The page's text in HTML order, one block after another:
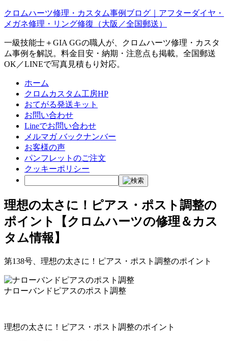
クロムハーツ修理・カスタム事例ブログ｜アフターダイヤ・
メガネ修理・リング修復（大阪／全国郵送）
一級技能士＋GIA GGの職人が、クロムハーツ修理・カスタ
ム事例を解説。料金目安・納期・注意点も掲載。全国郵送
OK／LINEで写真見積もり対応。
ホーム
クロムカスタム工房HP
おてがる発送キット
お問い合わせ
Lineでお問い合わせ
メルマガ バックナンバー
お客様の声
パンフレットのご注文
クッキーポリシー
理想の太さに！ピアス・ポスト調整の
ポイント【クロムハーツの修理＆カス
タム情報】
第138号、理想の太さに！ピアス・ポスト調整のポイント
ナローバンドピアスのポスト調整
理想の太さに！ピアス・ポスト調整のポイント